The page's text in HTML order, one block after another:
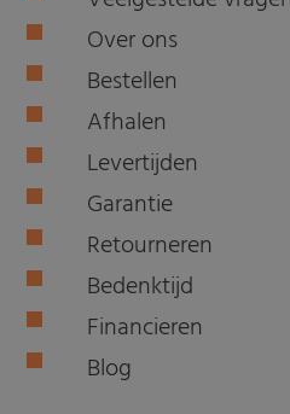
Over ons
Bestellen
Afhalen
Levertijden
Garantie
Retourneren
Bedenktijd
Financieren
Blog